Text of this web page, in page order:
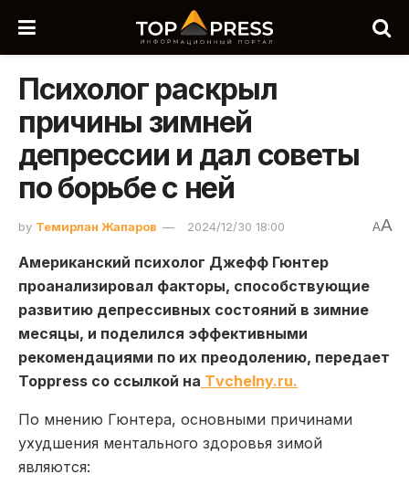
Психолог раскрыл
причины зимней
депрессии и дал советы
по борьбе с ней
by Темирлан Жапаров 2024/12/30 18:00 AA
Американский психолог Джефф Гюнтер
проанализировал факторы, способствующие
развитию депрессивных состояний в зимние
месяцы, и поделился эффективными
рекомендациями по их преодолению, передает
Toppress со ссылкой на Тvchelny.ru.
По мнению Гюнтера, основными причинами
ухудшения ментального здоровья зимой
являются: